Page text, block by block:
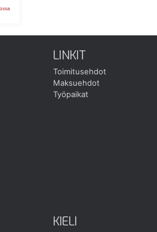
LINKIT
Toimitusehdot
Maksuehdot
Työpaikat
KIELI